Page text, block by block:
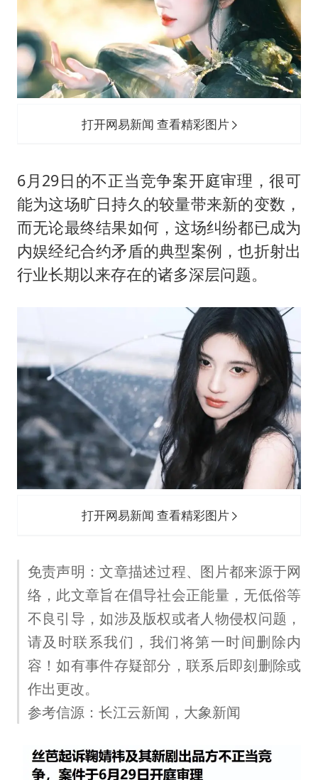
打开网易新闻 查看精彩图片
6月29日的不正当竞争案开庭审理，很可
能为这场旷日持久的较量带来新的变数，
而无论最终结果如何，这场纠纷都已成为
内娱经纪合约矛盾的典型案例，也折射出
行业长期以来存在的诸多深层问题。
打开网易新闻 查看精彩图片
免责声明：文章描述过程、图片都来源于网
络，此文章旨在倡导社会正能量，无低俗等
不良引导，如涉及版权或者人物侵权问题，
请及时联系我们，我们将第一时间删除内
容！如有事件存疑部分，联系后即刻删除或
作出更改。
参考信源：长江云新闻，大象新闻